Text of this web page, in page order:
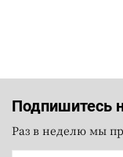
Подпишитесь
Раз в неделю мы